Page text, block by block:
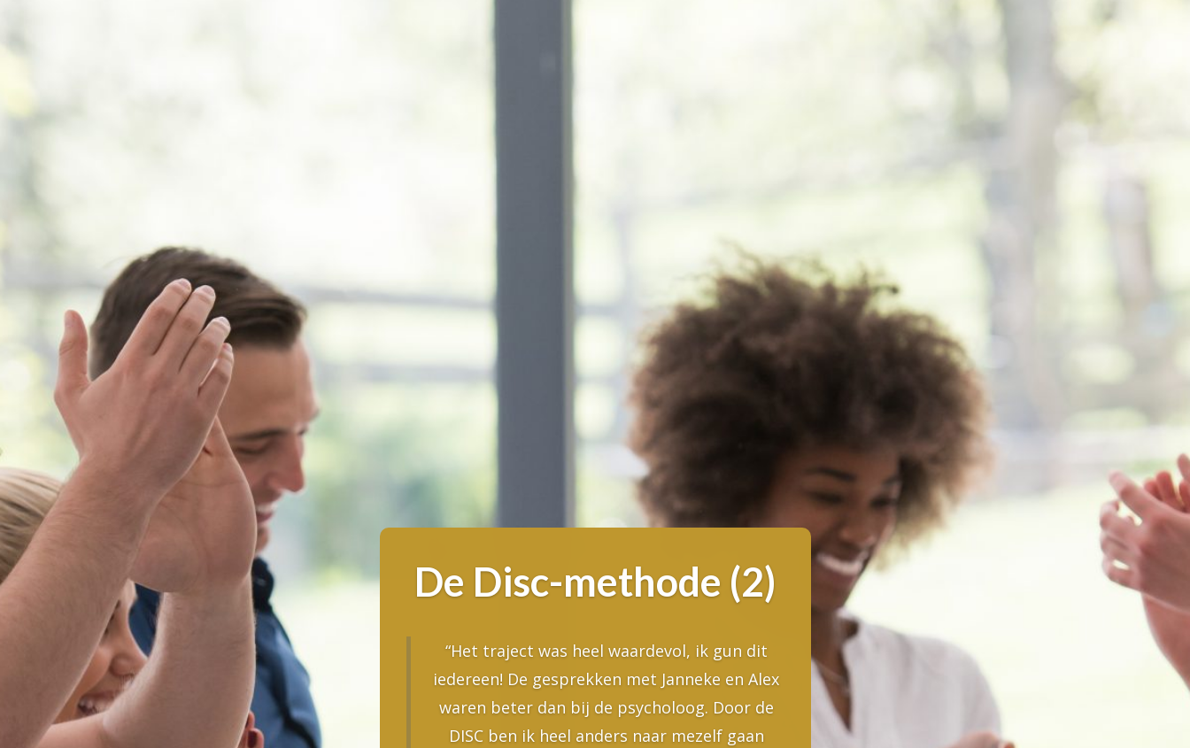
De Disc-methode (2)
“Het traject was heel waardevol, ik gun dit
iedereen! De gesprekken met Janneke en Alex
waren beter dan bij de psycholoog. Door de
DISC ben ik heel anders naar mezelf gaan